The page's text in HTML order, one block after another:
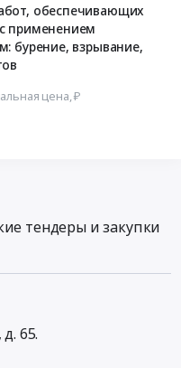
обеспечивающих
применением
бурение, взрывание,
цена, ₽
тендеры и закупки
65.